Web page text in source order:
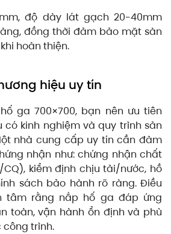
độ dày lát gạch 20-40mm
đồng thời đảm bảo mặt sàn
hoàn thiện.
hiệu uy tín
ga 700×700, bạn nên ưu tiên
có kinh nghiệm và quy trình sản
nhà cung cấp uy tín cần đảm
nhận như: chứng nhận chất
kiểm định chịu tải/nước, hồ
sách bảo hành rõ ràng. Điều
tâm rằng nắp hố ga đáp ứng
toàn, vận hành ổn định và phù
trình.